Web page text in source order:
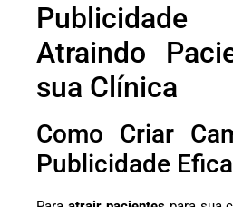
Atraindo
sua Clínica
Como Criar
Publicidade